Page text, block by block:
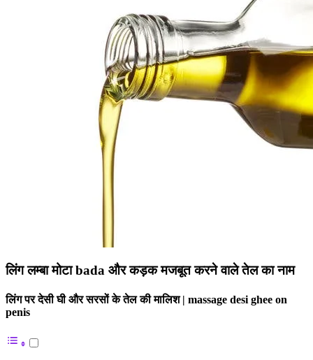
लिंग लम्बा मोटा bada और कड़क मजबूत करने वाले तेल का नाम
लिंग पर देसी घी और सरसों के तेल की मालिश | massage desi ghee on
penis